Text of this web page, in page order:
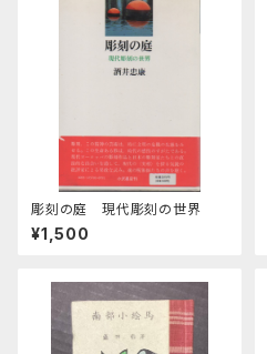
彫刻の庭 現代彫刻の世界
¥1,500